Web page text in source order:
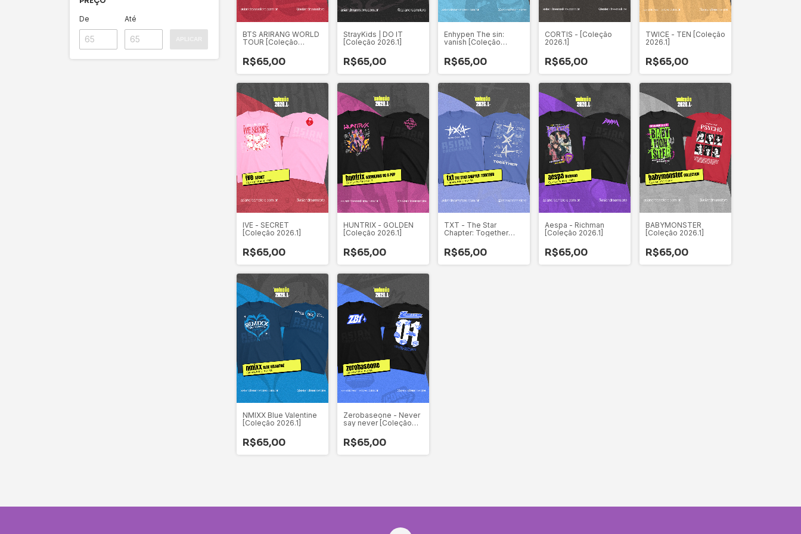
De Até
BTS ARIRANG WORLD
TOUR [Coleção
R$65,00
StrayKids | DO IT
[Coleção 2026.1]
R$65,00
Enhypen The sin:
vanish [Coleção
R$65,00
CORTIS - [Coleção
2026.1]
R$65,00
TWICE - TEN [Coleção
2026.1]
R$65,00
IVE - SECRET
[Coleção 2026.1]
R$65,00
HUNTRIX - GOLDEN
[Coleção 2026.1]
R$65,00
TXT - The Star
Chapter: Together
R$65,00
Aespa - Richman
[Coleção 2026.1]
R$65,00
BABYMONSTER
[Coleção 2026.1]
R$65,00
NMIXX Blue Valentine
[Coleção 2026.1]
R$65,00
Zerobaseone - Never
say never [Coleção
R$65,00